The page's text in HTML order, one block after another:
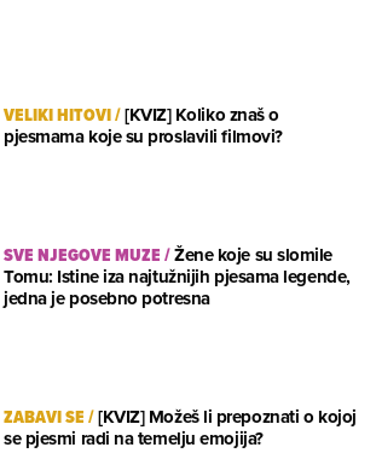
VELIKI HITOVI/[KVIZ] Koliko znaš o
pjesmama koje su proslavili filmovi?
SVE NJEGOVE MUZE/Žene koje su slomile
Tomu: Istine iza najtužnijih pjesama legende,
jedna je posebno potresna
ZABAVI SE/[KVIZ] Možeš li prepoznati o kojoj
se pjesmi radi na temelju emojija?